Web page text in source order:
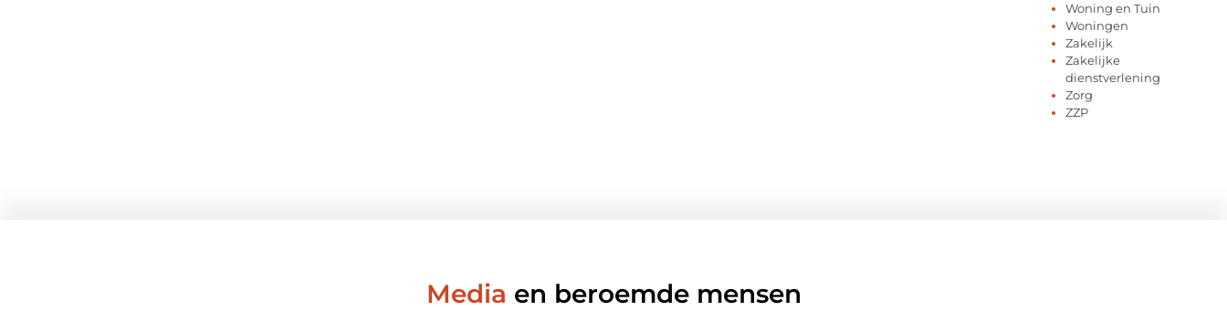
Woning en Tuin
Woningen
Zakelijk
Zakelijke
dienstverlening
Zorg
ZZP
Media en beroemde mensen